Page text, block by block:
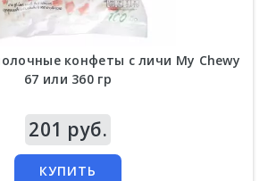
конфеты с личи My Chewy
67 или 360 гр
201 руб.
КУПИТЬ